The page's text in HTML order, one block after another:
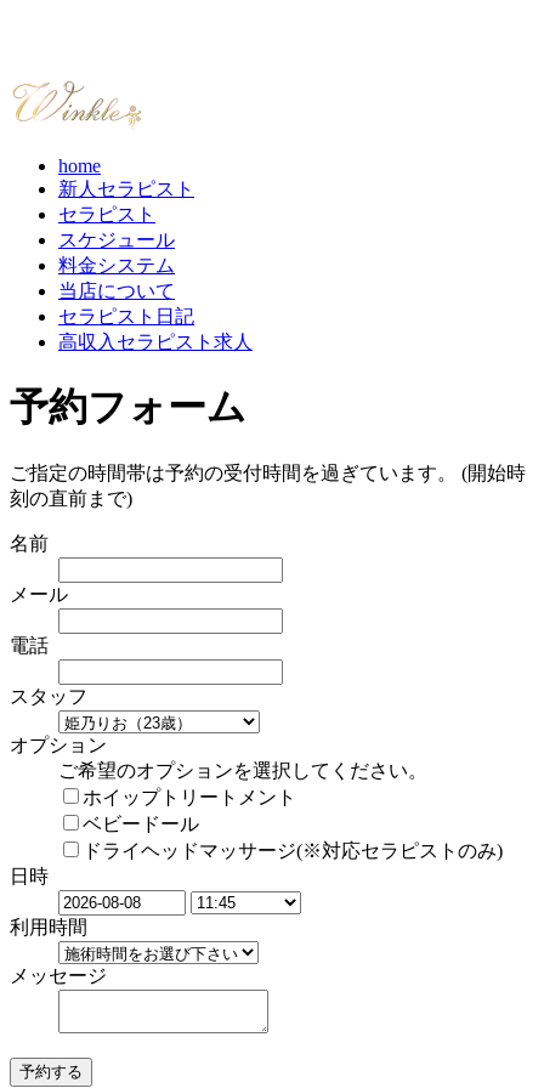
home
新人セラピスト
セラピスト
スケジュール
料金システム
当店について
セラピスト日記
高収入セラピスト求人
予約フォーム
ご指定の時間帯は予約の受付時間を過ぎています。 (開始時
刻の直前まで)
名前
メール
電話
スタッフ
オプション
ご希望のオプションを選択してください。
ホイップトリートメント
ベビードール
ドライヘッドマッサージ(※対応セラピストのみ)
日時
利用時間
メッセージ